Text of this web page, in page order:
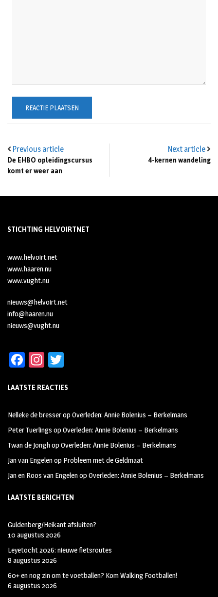
Previous article
De EHBO opleidingscursus
komt er weer aan
Next article
4-kernen wandeling
STICHTING HELVOIRTNET
www.helvoirt.net
www.haaren.nu
www.vught.nu
nieuws@helvoirt.net
info@haaren.nu
nieuws@vught.nu
Fa
b
oo
k
In
ag
m
tt
LAATSTE REACTIES
Nelleke de bresseropOverleden: Annie Bolenius – Berkelmans
Peter Tuerlings opOverleden: Annie Bolenius – Berkelmans
Twan de JonghopOverleden: Annie Bolenius – Berkelmans
Jan van Engelenop Probleem met de Geldmaat
Jan en Roos van EngelenopOverleden: Annie Bolenius – Berkelmans
LAATSTE BERICHTEN
Guldenberg/Heikant afsluiten?
10 augustus 2026
Leyetocht 2026: nieuwe fietsroutes
8 augustus 2026
60+ en nog zin om te voetballen? Kom Walking Footballen!
6 augustus 2026